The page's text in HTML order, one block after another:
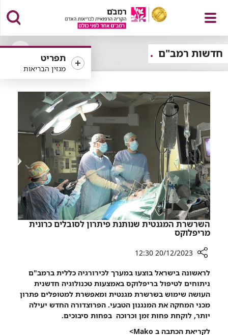
פתח
תפריט
תפריט
מגזין הבריאות
חדשות רמב"ם
של
השרשרת המגנטית שנותנת פיתרון לסובלים כרונית
מריפלוקס
שיתוף
השרשרת
המגנטית
שנותנת
פיתרון
לסובלים
20/12/2023 12:30
לראשונה בישראל בוצעו במערך לכירורגיה כללית ברמב"ם
ניתוחים לטיפול בריפלוקס באמצעות טכנולוגיה חדשנית
העושה שימוש בשרשרת מגנטית ומאפשרת למטופלים פתרון
מכני המחקה את המנגנון הטבעי. הפרוצדורה החדש יעילה
יותר, לוקחת פחות זמן וכרוכה בפחות סיבוכים.
לקריאת הכתבה ב Mako>